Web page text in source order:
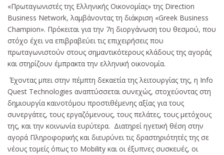
«Πρωταγωνιστές της Ελληνικής Οικονομίας» της Direction
Business Network, λαμβάνοντας τη διάκριση «Greek Business
Champion». Πρόκειται για την 7η διοργάνωση του θεσμού, που
στόχο έχει να επιβραβεύει τις επιχειρήσεις που
πρωταγωνιστούν στους σημαντικότερους κλάδους της αγοράς
και στηρίζουν έμπρακτα την ελληνική οικονομία.
Έχοντας μπει στην πέμπτη δεκαετία της λειτουργίας της, η Info
Quest Technologies αναπτύσσεται συνεχώς, στοχεύοντας στη
δημιουργία καινοτόμου προστιθέμενης αξίας για τους
συνεργάτες, τους εργαζόμενους, τους πελάτες, τους μετόχους
της, και την κοινωνία ευρύτερα. Διατηρεί ηγετική θέση στην
αγορά Πληροφορικής και διευρύνει τις δραστηριότητές της σε
νέους τομείς όπως το Mobility και οι έξυπνες συσκευές, οι